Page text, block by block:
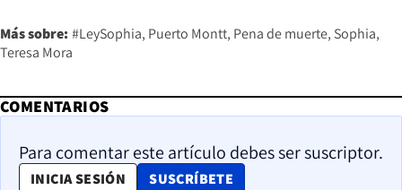
Más sobre: #LeySophia Puerto Montt Pena de muerte Sophia
Teresa Mora
COMENTARIOS
Para comentar este artículo debes ser suscriptor.
INICIA SESIÓN SUSCRÍBETE
OPENS IN NEW WINDOW